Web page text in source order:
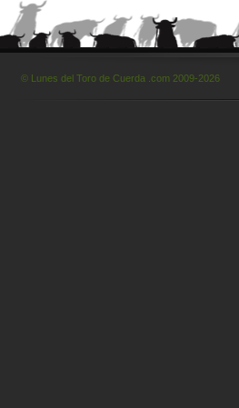
© Lunes del Toro de Cuerda .com 2009-2026